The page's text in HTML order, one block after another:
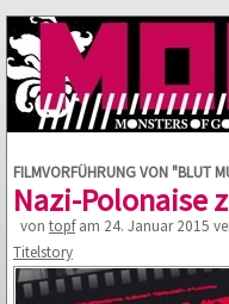
FILMVORFÜHRUNG VON "BLUT
Nazi-Polonaise
von topfam 24. Januar 2015
Titelstory